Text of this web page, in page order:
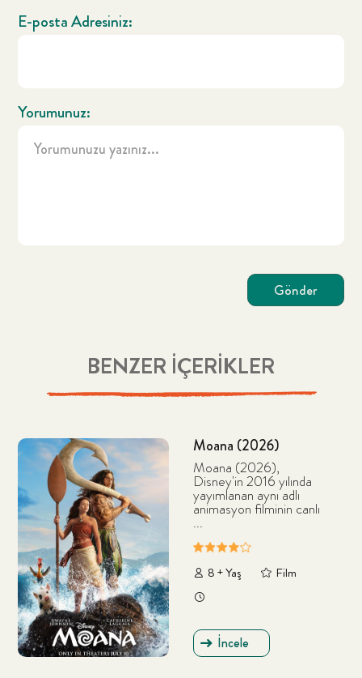
E-posta Adresiniz:
Yorumunuz:
Gönder
BENZER İÇERİKLER
Moana (2026)
Moana (2026),
Disney'in 2016 yılında
yayımlanan aynı adlı
animasyon filminin canlı
...
8 + Yaş Film
İncele